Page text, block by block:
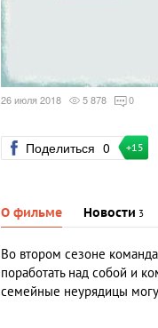
26 июля 2018 5 878 0
Поделиться 0 +15
О фильме Новости 3
Во втором сезоне
поработать над собой и
семейные неурядицы